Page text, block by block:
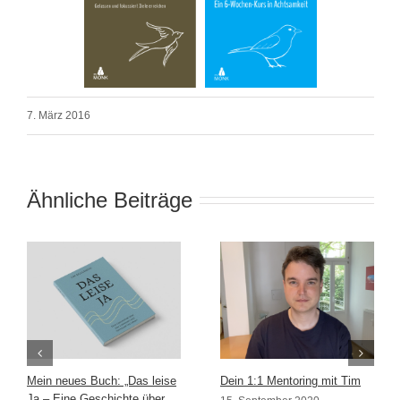
7. März 2016
Ähnliche Beiträge
Mein neues Buch: „Das leise
Dein 1:1 Mentoring mit Tim